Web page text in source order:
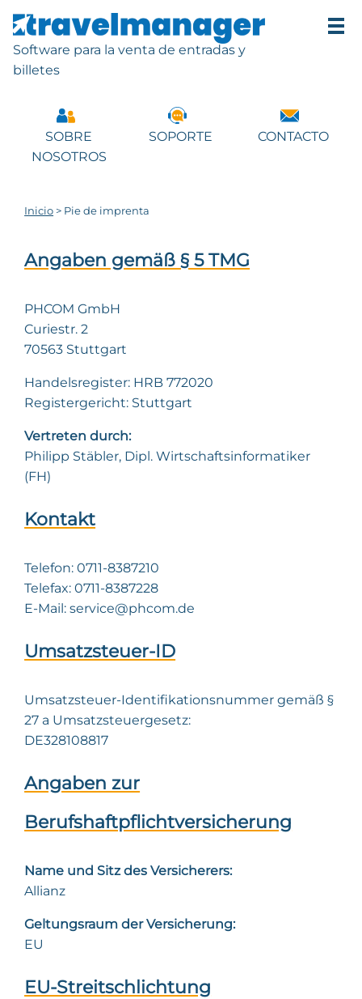
Software para la venta de entradas y
billetes
SOBRE
NOSOTROS
SOPORTE CONTACTO
Inicio > Pie de imprenta
Angaben gemäß § 5 TMG
PHCOM GmbH
Curiestr. 2
70563 Stuttgart
Handelsregister: HRB 772020
Registergericht: Stuttgart
Vertreten durch:
Philipp Stäbler, Dipl. Wirtschaftsinformatiker
(FH)
Kontakt
Telefon: 0711-8387210
Telefax: 0711-8387228
E-Mail: service@phcom.de
Umsatzsteuer-ID
Umsatzsteuer-Identifikationsnummer gemäß §
27 a Umsatzsteuergesetz:
DE328108817
Angaben zur
Berufshaftpflichtversicherung
Name und Sitz des Versicherers:
Allianz
Geltungsraum der Versicherung:
EU
EU-Streitschlichtung